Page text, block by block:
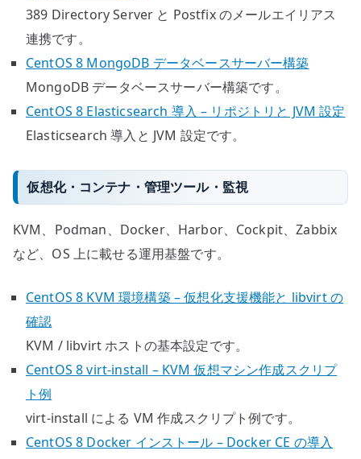
389 Directory Server と Postfix のメールエイリアス
連携です。
CentOS 8 MongoDB データベースサーバー構築
MongoDB データベースサーバー構築です。
CentOS 8 Elasticsearch 導入 – リポジトリと JVM 設定
Elasticsearch 導入と JVM 設定です。
仮想化・コンテナ・管理ツール・監視
KVM、Podman、Docker、Harbor、Cockpit、Zabbix
など、OS 上に載せる運用基盤です。
CentOS 8 KVM 環境構築 – 仮想化支援機能と libvirt の
確認
KVM / libvirt ホストの基本設定です。
CentOS 8 virt-install – KVM 仮想マシン作成スクリプ
ト例
virt-install による VM 作成スクリプト例です。
CentOS 8 Docker インストール – Docker CE の導入